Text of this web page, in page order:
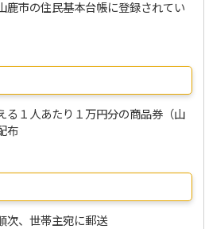
市の住民基本台帳に登録されてい
１人あたり１万円分の商品券（山
布
次、世帯主宛に郵送